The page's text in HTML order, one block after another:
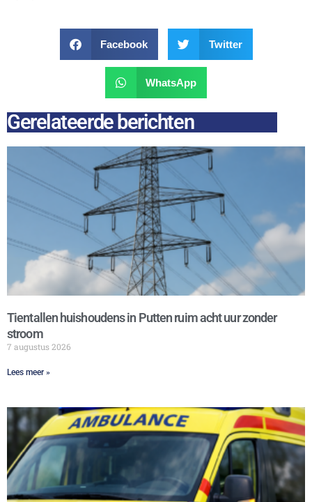
Facebook Twitter
WhatsApp
Gerelateerde berichten
Tientallen huishoudens in Putten ruim acht uur zonder
stroom
7 augustus 2026
Lees meer »